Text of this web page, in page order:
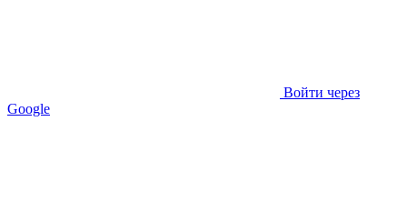
Войти через
Google